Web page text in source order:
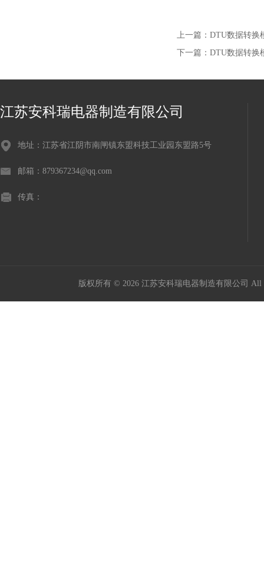
上一篇： DTU数据转换
下一篇： DTU数据转换
江苏安科瑞电器制造有限公司
地址：江苏省江阴市南闸镇东盟科技工业园东盟路5号
邮箱：879367234@qq.com
传真：
版权所有 © 2026 江苏安科瑞电器制造有限公司